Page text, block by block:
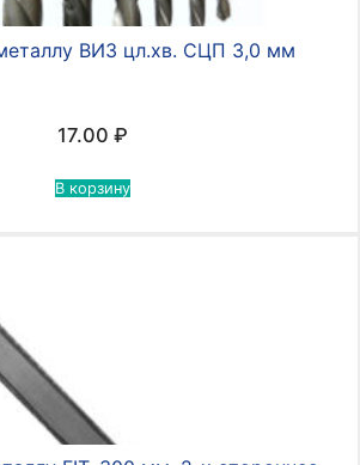
ВИЗ цл.хв. СЦП 3,0 мм
17.00 ₽
В корзину